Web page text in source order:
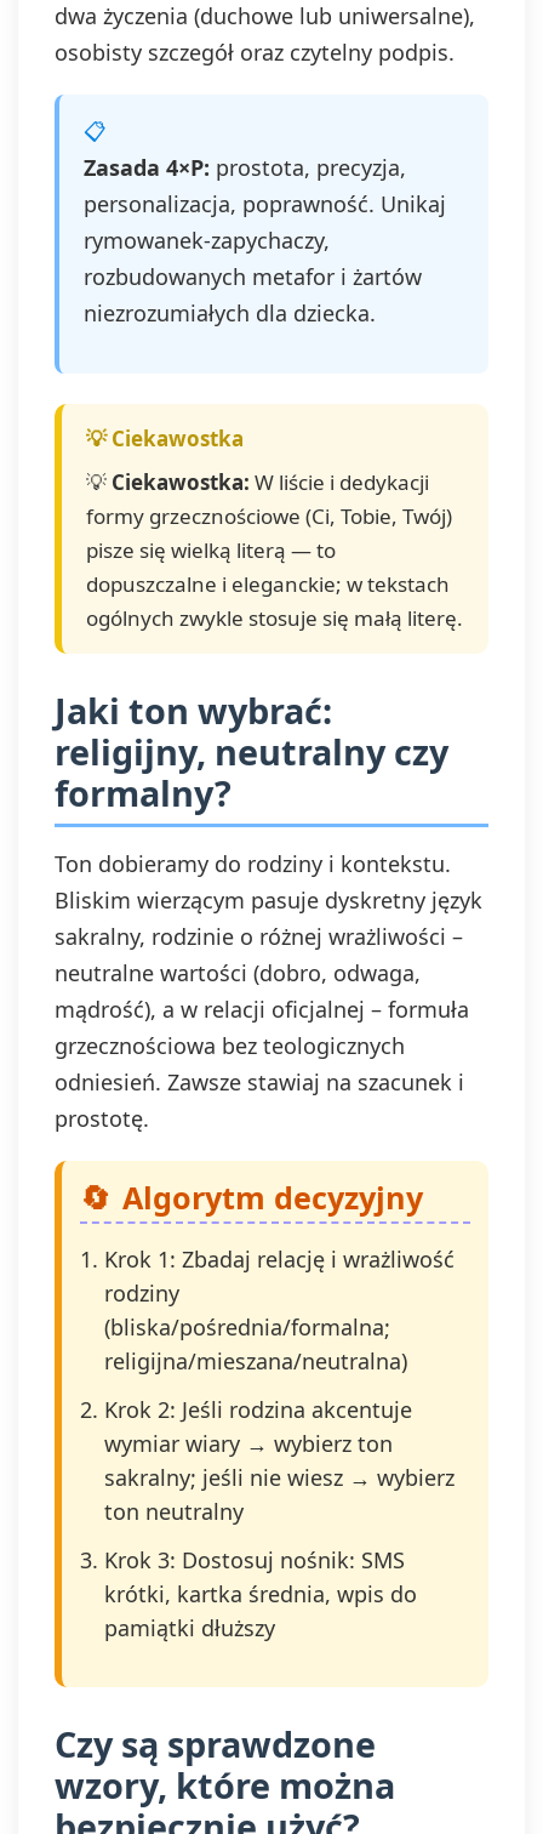
dwa życzenia (duchowe lub uniwersalne),
osobisty szczegół oraz czytelny podpis.
Zasada 4×P: prostota, precyzja,
personalizacja, poprawność. Unikaj
rymowanek-zapychaczy,
rozbudowanych metafor i żartów
niezrozumiałych dla dziecka.
💡 Ciekawostka: W liście i dedykacji
formy grzecznościowe (Ci, Tobie, Twój)
pisze się wielką literą — to
dopuszczalne i eleganckie; w tekstach
ogólnych zwykle stosuje się małą literę.
Jaki ton wybrać:
religijny, neutralny czy
formalny?
Ton dobieramy do rodziny i kontekstu.
Bliskim wierzącym pasuje dyskretny język
sakralny, rodzinie o różnej wrażliwości –
neutralne wartości (dobro, odwaga,
mądrość), a w relacji oficjalnej – formuła
grzecznościowa bez teologicznych
odniesień. Zawsze stawiaj na szacunek i
prostotę.
Algorytm decyzyjny
Krok 1: Zbadaj relację i wrażliwość
rodziny
(bliska/pośrednia/formalna;
religijna/mieszana/neutralna)
Krok 2: Jeśli rodzina akcentuje
wymiar wiary → wybierz ton
sakralny; jeśli nie wiesz → wybierz
ton neutralny
Krok 3: Dostosuj nośnik: SMS
krótki, kartka średnia, wpis do
pamiątki dłuższy
Czy są sprawdzone
wzory, które można